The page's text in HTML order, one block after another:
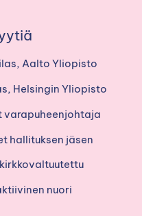
Aalto Yliopisto
Helsingin Yliopisto
varapuheenjohtaja
hallituksen jäsen
nuori